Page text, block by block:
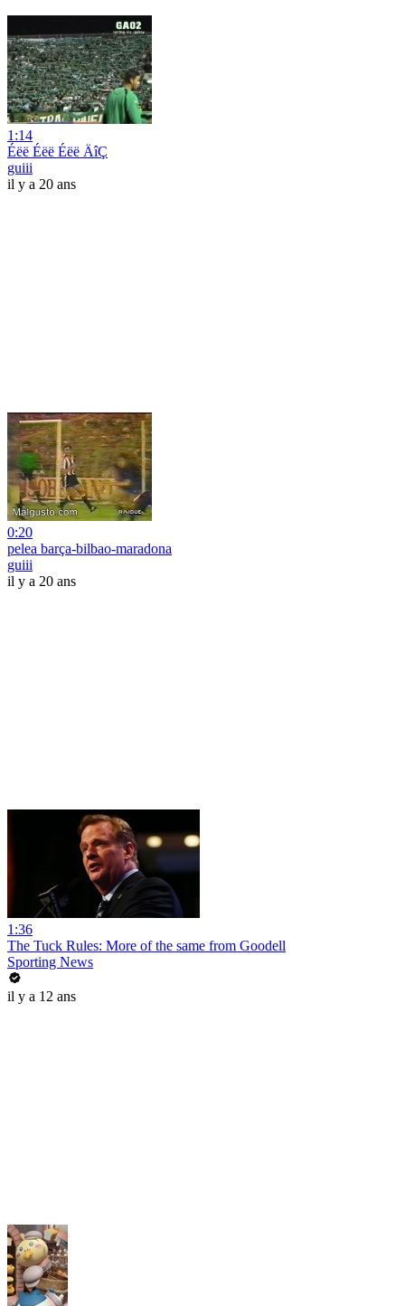
1:14
Éëë Éëë Éëë ÄîÇ
guiii
il y a 20 ans
0:20
pelea barça-bilbao-maradona
guiii
il y a 20 ans
1:36
The Tuck Rules: More of the same from Goodell
Sporting News
il y a 12 ans